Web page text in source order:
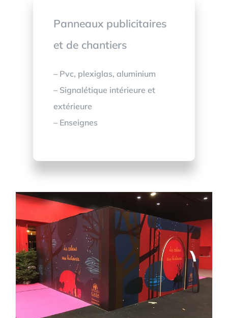
Panneaux publicitaires
et de chantiers
– Pvc, plexiglas, aluminium
– Signalétique intérieure et
extérieure
– Enseignes